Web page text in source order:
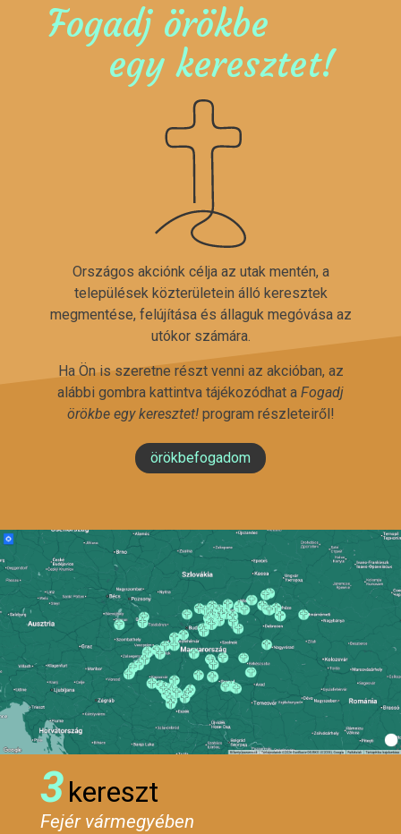
Fogadj örökbe
egy keresztet!
Országos akciónk célja az utak mentén, a
települések közterületein álló keresztek
megmentése, felújítása és állaguk megóvása az
utókor számára.
Ha Ön is szeretne részt venni az akcióban, az
alábbi gombra kattintva tájékozódhat a Fogadj
örökbe egy keresztet!program részleteiről!
örökbefogadom
3kereszt
Fejér vármegyében